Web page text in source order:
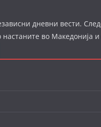
дневни вести.
настаните во Македонија и